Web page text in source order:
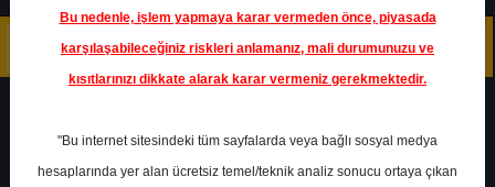
Bu nedenle, işlem yapmaya karar vermeden önce, piyasada
karşılaşabileceğiniz riskleri anlamanız, mali durumunuzu ve
kısıtlarınızı dikkate alarak karar vermeniz gerekmektedir.
"Bu internet sitesindeki tüm sayfalarda veya bağlı sosyal medya
hesaplarında yer alan ücretsiz temel/teknik analiz sonucu ortaya çıkan